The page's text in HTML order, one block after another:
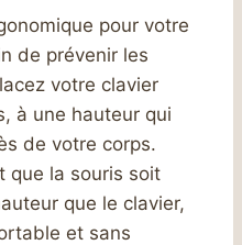
pour votre
de prévenir les
votre clavier
à une hauteur qui
de votre corps.
que la souris soit
que le clavier,
et sans